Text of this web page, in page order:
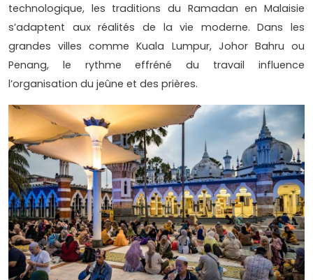
technologique, les traditions du Ramadan en Malaisie
s’adaptent aux réalités de la vie moderne. Dans les
grandes villes comme Kuala Lumpur, Johor Bahru ou
Penang, le rythme effréné du travail influence
l’organisation du jeûne et des prières.